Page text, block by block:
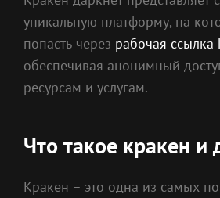
уникальную платформу, на
попасть через рабочая
обеспечивая анонимный
ресурсам и услугам.
Что такое кракен и
Кракен – это одна из самых